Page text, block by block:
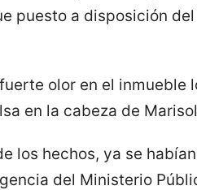
puesto a disposición
olor en el inmueble
en la cabeza de
los hechos, ya se
del Ministerio